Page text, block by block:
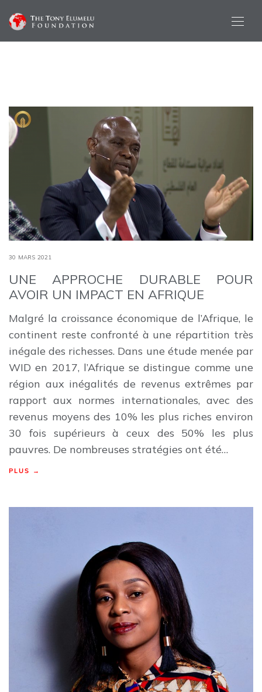
30 MARS 2021
UNE APPROCHE DURABLE POUR
AVOIR UN IMPACT EN AFRIQUE
Malgré la croissance économique de l’Afrique, le
continent reste confronté à une répartition très
inégale des richesses. Dans une étude menée par
WID en 2017, l’Afrique se distingue comme une
région aux inégalités de revenus extrêmes par
rapport aux normes internationales, avec des
revenus moyens des 10% les plus riches environ
30 fois supérieurs à ceux des 50% les plus
pauvres. De nombreuses stratégies ont été…
PLUS →